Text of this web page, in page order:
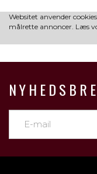
Websitet anvender
målrette annoncer. Læs